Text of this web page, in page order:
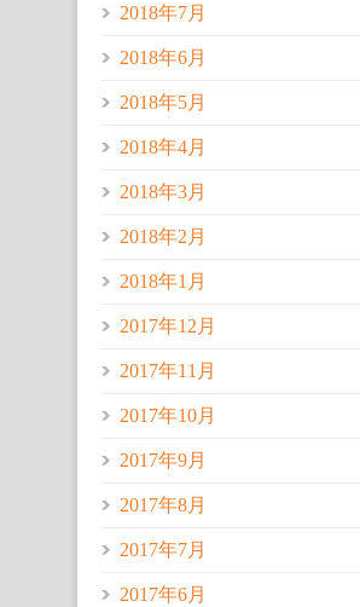
2018年7月
2018年6月
2018年5月
2018年4月
2018年3月
2018年2月
2018年1月
2017年12月
2017年11月
2017年10月
2017年9月
2017年8月
2017年7月
2017年6月